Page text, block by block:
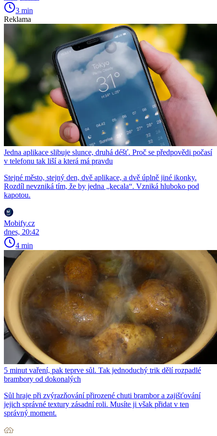
3 min
Reklama
Jedna aplikace slibuje slunce, druhá déšť. Proč se předpovědi počasí
v telefonu tak liší a která má pravdu
Stejné město, stejný den, dvě aplikace, a dvě úplně jiné ikonky.
Rozdíl nevzniká tím, že by jedna „kecala“. Vzniká hluboko pod
kapotou.
Mobify.cz
dnes, 20:42
4 min
5 minut vaření, pak teprve sůl. Tak jednoduchý trik dělí rozpadlé
brambory od dokonalých
Sůl hraje při zvýrazňování přirozené chuti brambor a zajišťování
jejich správné textury zásadní roli. Musíte ji však přidat v ten
správný moment.